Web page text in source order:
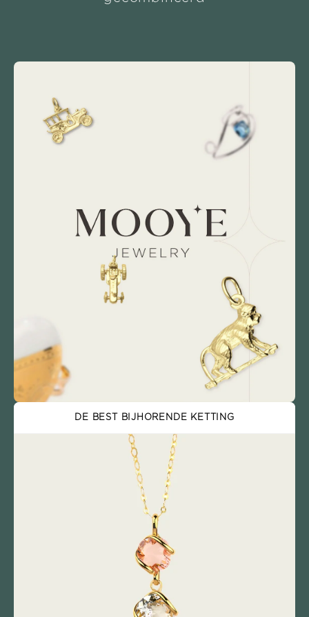
DE BEST BIJHORENDE KETTING